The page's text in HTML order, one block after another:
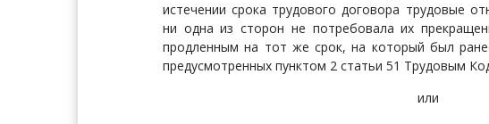
истечении срока трудового договора трудовые
ни одна из сторон не потребовала их
продленным на тот же срок, на который был
предусмотренных пунктом 2 статьи 51 Трудовым
или